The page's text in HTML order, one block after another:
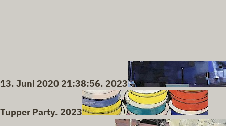
13. Juni 2020 21:38:56. 2023
Tupper Party. 2023